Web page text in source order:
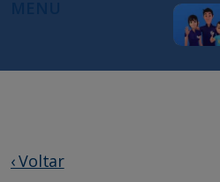
‹ Voltar